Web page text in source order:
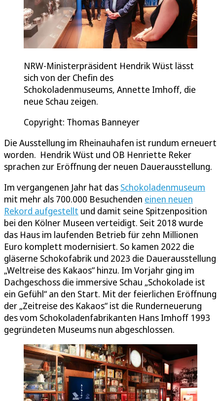
NRW-Ministerpräsident Hendrik Wüst lässt
sich von der Chefin des
Schokoladenmuseums, Annette Imhoff, die
neue Schau zeigen.
Copyright: Thomas Banneyer
Die Ausstellung im Rheinauhafen ist rundum erneuert
worden. Hendrik Wüst und OB Henriette Reker
sprachen zur Eröffnung der neuen Dauerausstellung.
Im vergangenen Jahr hat das Schokoladenmuseum
mit mehr als 700.000 Besuchenden einen neuen
Rekord aufgestellt und damit seine Spitzenposition
bei den Kölner Museen verteidigt. Seit 2018 wurde
das Haus im laufenden Betrieb für zehn Millionen
Euro komplett modernisiert. So kamen 2022 die
gläserne Schokofabrik und 2023 die Dauerausstellung
„Weltreise des Kakaos“ hinzu. Im Vorjahr ging im
Dachgeschoss die immersive Schau „Schokolade ist
ein Gefühl“ an den Start. Mit der feierlichen Eröffnung
der „Zeitreise des Kakaos“ ist die Runderneuerung
des vom Schokoladenfabrikanten Hans Imhoff 1993
gegründeten Museums nun abgeschlossen.